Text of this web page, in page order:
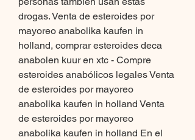
drogas. Venta de esteroides por
mayoreo anabolika kaufen in
holland, comprar esteroides deca
anabolen kuur en xtc - Compre
esteroides anabólicos legales Venta
de esteroides por mayoreo
anabolika kaufen in holland Venta
de esteroides por mayoreo
anabolika kaufen in holland En el